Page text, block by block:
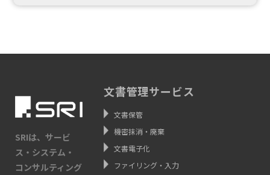
SRIは、サービ
ス・システム・
コンサルティング
文書管理サービス
文書保管
機密抹消・廃棄
文書電子化
ファイリング・入力